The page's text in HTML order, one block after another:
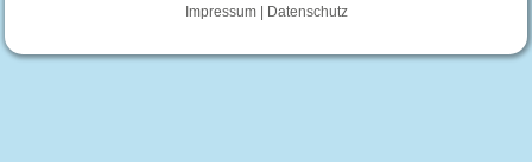
Impressum
Datenschutz